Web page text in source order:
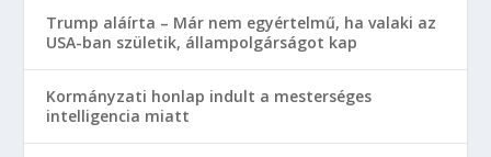
Trump aláírta – Már nem egyértelmű, ha valaki az
USA-ban születik, állampolgárságot kap
Kormányzati honlap indult a mesterséges
intelligencia miatt